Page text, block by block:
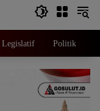
Legislatif Politik